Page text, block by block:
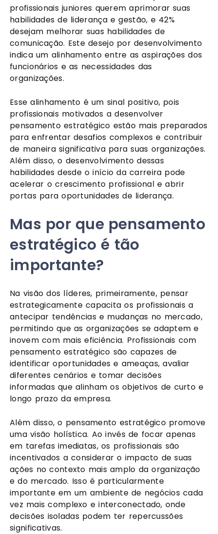
profissionais juniores querem aprimorar suas
habilidades de liderança e gestão, e 42%
desejam melhorar suas habilidades de
comunicação. Este desejo por desenvolvimento
indica um alinhamento entre as aspirações dos
funcionários e as necessidades das
organizações.
Esse alinhamento é um sinal positivo, pois
profissionais motivados a desenvolver
pensamento estratégico estão mais preparados
para enfrentar desafios complexos e contribuir
de maneira significativa para suas organizações.
Além disso, o desenvolvimento dessas
habilidades desde o início da carreira pode
acelerar o crescimento profissional e abrir
portas para oportunidades de liderança.
Mas por que pensamento
estratégico é tão
importante?
Na visão dos líderes, primeiramente, pensar
estrategicamente capacita os profissionais a
antecipar tendências e mudanças no mercado,
permitindo que as organizações se adaptem e
inovem com mais eficiência. Profissionais com
pensamento estratégico são capazes de
identificar oportunidades e ameaças, avaliar
diferentes cenários e tomar decisões
informadas que alinham os objetivos de curto e
longo prazo da empresa.
Além disso, o pensamento estratégico promove
uma visão holística. Ao invés de focar apenas
em tarefas imediatas, os profissionais são
incentivados a considerar o impacto de suas
ações no contexto mais amplo da organização
e do mercado. Isso é particularmente
importante em um ambiente de negócios cada
vez mais complexo e interconectado, onde
decisões isoladas podem ter repercussões
significativas.